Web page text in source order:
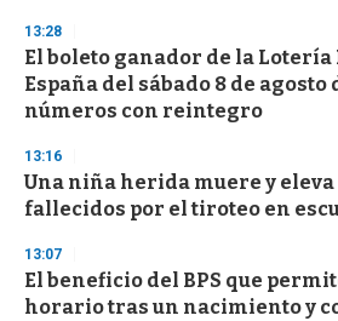
13:28
El boleto ganador de la Lotería
España del sábado 8 de agosto
números con reintegro
13:16
Una niña herida muere y eleva
fallecidos por el tiroteo en
13:07
El beneficio del BPS que
horario tras un nacimiento y